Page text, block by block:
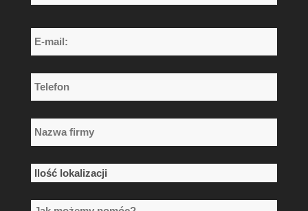
E-
mail:
*
Telefon
*
Nazwa
firmy
*
Ilość